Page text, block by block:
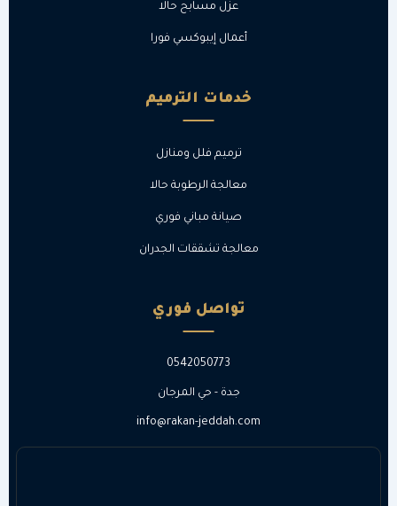
عزل مسابح حالا
أعمال إيبوكسي فورا
خدمات الترميم
ترميم فلل ومنازل
معالجة الرطوبة حالا
صيانة مباني فوري
معالجة تشققات الجدران
تواصل فوري
0542050773
جدة - حي المرجان
info@rakan-jeddah.com